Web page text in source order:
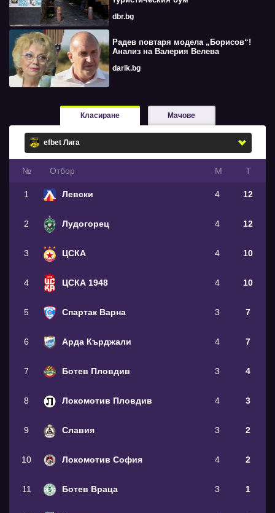
dbr.bg
Радев повтаря модела „Борисов“!
Анализ на Валерия Велева
darik.bg
Класиране Мачове
№ Oтбор М Т
1 Левски 4 12
2 Лудогорец 4 12
3 ЦСКА 4 10
4 ЦСКА 1948 4 10
5 Спартак Варна 3 7
6 Арда Кърджали 4 7
7 Ботев Пловдив 3 4
8 Локомотив Пловдив 4 3
9 Славия 3 2
10 Локомотив София 4 2
11 Ботев Враца 3 1